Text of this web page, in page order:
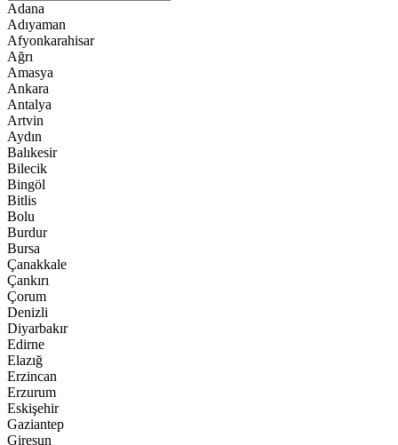
Adana
Adıyaman
Afyonkarahisar
Ağrı
Amasya
Ankara
Antalya
Artvin
Aydın
Balıkesir
Bilecik
Bingöl
Bitlis
Bolu
Burdur
Bursa
Çanakkale
Çankırı
Çorum
Denizli
Diyarbakır
Edirne
Elazığ
Erzincan
Erzurum
Eskişehir
Gaziantep
Giresun